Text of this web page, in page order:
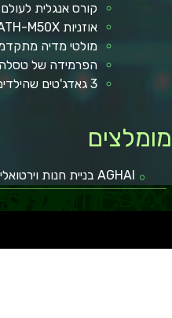
קורס אנגלית לעולם
אוזניות Audio Technica ATH-M50X
מולטי מדיה
הפרמידה של טסלה
3 גאדג'טים שהילדים שלך ימותו עליהם !
AGHAI בניית חנות וירטואלית